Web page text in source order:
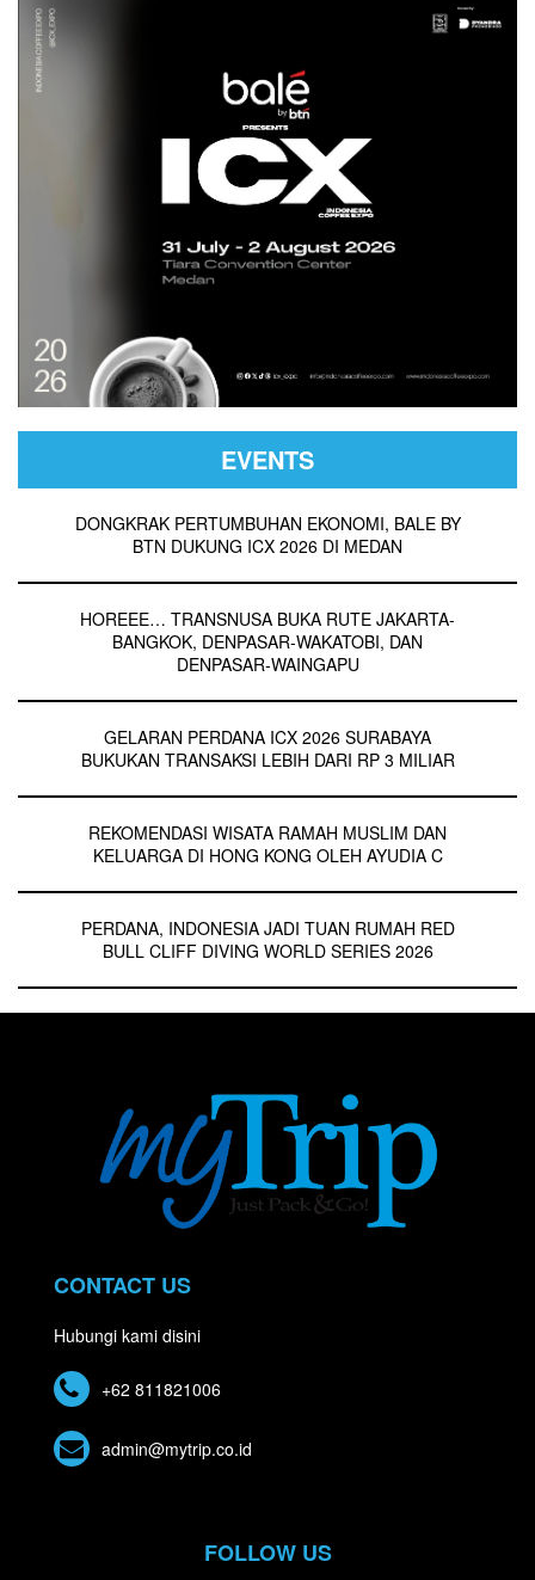
Meme
EVENTS
DONGKRAK PERTUMBUHAN EKONOMI, BALE BY
BTN DUKUNG ICX 2026 DI MEDAN
HOREEE… TRANSNUSA BUKA RUTE JAKARTA-
BANGKOK, DENPASAR-WAKATOBI, DAN
DENPASAR-WAINGAPU
GELARAN PERDANA ICX 2026 SURABAYA
BUKUKAN TRANSAKSI LEBIH DARI RP 3 MILIAR
REKOMENDASI WISATA RAMAH MUSLIM DAN
KELUARGA DI HONG KONG OLEH AYUDIA C
PERDANA, INDONESIA JADI TUAN RUMAH RED
BULL CLIFF DIVING WORLD SERIES 2026
CONTACT US
Hubungi kami disini
+62 811821006
admin@mytrip.co.id
FOLLOW US